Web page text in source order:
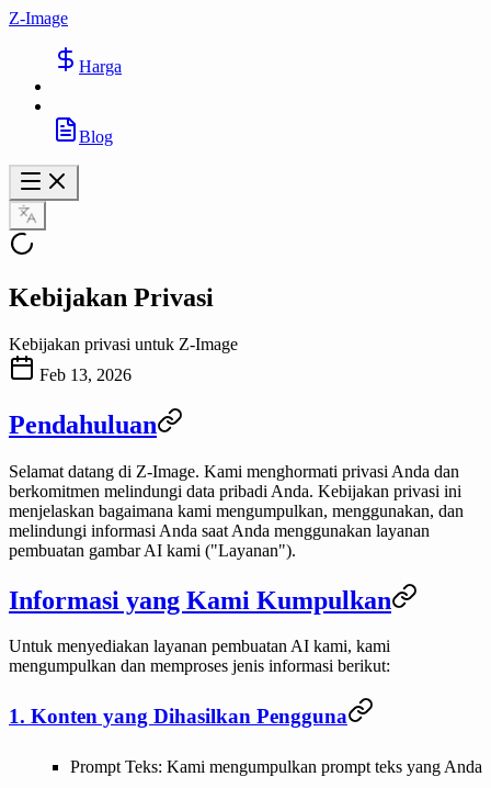
Z-Image
Harga
Blog
Kebijakan Privasi
Kebijakan privasi untuk Z-Image
Feb 13, 2026
Pendahuluan
Selamat datang di Z-Image. Kami menghormati privasi Anda dan
berkomitmen melindungi data pribadi Anda. Kebijakan privasi ini
menjelaskan bagaimana kami mengumpulkan, menggunakan, dan
melindungi informasi Anda saat Anda menggunakan layanan
pembuatan gambar AI kami ("Layanan").
Informasi yang Kami Kumpulkan
Untuk menyediakan layanan pembuatan AI kami, kami
mengumpulkan dan memproses jenis informasi berikut:
1. Konten yang Dihasilkan Pengguna
Prompt Teks: Kami mengumpulkan prompt teks yang Anda